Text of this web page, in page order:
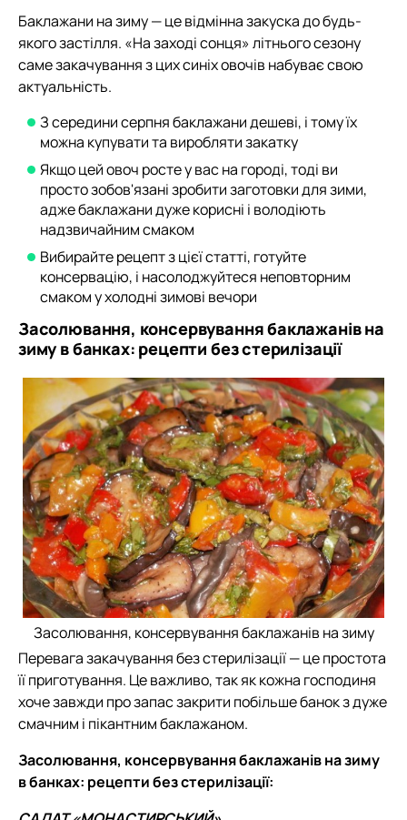
Баклажани на зиму — це відмінна закуска до будь-
якого застілля. «На заході сонця» літнього сезону
саме закачування з цих синіх овочів набуває свою
актуальність.
З середини серпня баклажани дешеві, і тому їх
можна купувати та виробляти закатку
Якщо цей овоч росте у вас на городі, тоді ви
просто зобов'язані зробити заготовки для зими,
адже баклажани дуже корисні і володіють
надзвичайним смаком
Вибирайте рецепт з цієї статті, готуйте
консервацію, і насолоджуйтеся неповторним
смаком у холодні зимові вечори
Засолювання, консервування баклажанів на
зиму в банках: рецепти без стерилізації
Засолювання, консервування баклажанів на зиму
Перевага закачування без стерилізації — це простота
її приготування. Це важливо, так як кожна господиня
хоче завжди про запас закрити побільше банок з дуже
смачним і пікантним баклажаном.
Засолювання, консервування баклажанів на зиму
в банках: рецепти без стерилізації: